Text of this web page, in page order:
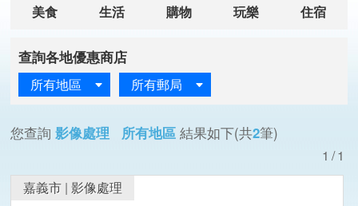
美食 生活 購物 玩樂 住宿
查詢各地優惠商店
所有地區 所有郵局
您查詢 影像處理 所有地區 結果如下(共2筆)
1/1
嘉義市 |影像處理